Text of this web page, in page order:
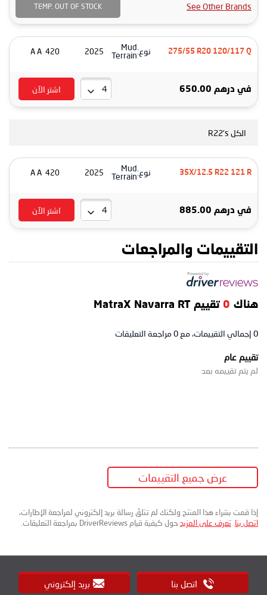
See Other Brands
TEMP. OUT OF STOCK
275/55 R20 120/117 Q نوع:Mud
Terrain
2025
420 A A
في درهم 650.00 اشتر الآن
الكل R22's
35X/12.5 R22 121 R نوع:Mud
Terrain
2025
420 A A
في درهم 885.00 اشتر الآن
التقييمات والمراجعات
هناك 0 تقييم MatraX Navarra RT
0 إجمالي التقييمات، مع 0 مراجعة التعليقات
تقييم عام
لم يتم تقييمه بعد
عرض جميع التقييمات
إذا قمت بشراء هذا المنتج ولكنك لم تتلقَ رسالة بريد إلكتروني لمراجعة الإطارات،
اتصل بنا تعرف على المزيد حول كيفية قيام DriverReviews بمراجعة التعليقات.
اتصل بنا بريد إلكتروني